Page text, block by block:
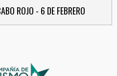
ROJO - 6 DE FEBRERO